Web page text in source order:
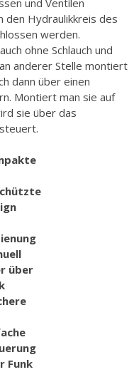
und Ventilen
den Hydraulikkreis des
werden.
ohne Schlauch und
anderer Stelle montiert
dann über einen
Montiert man sie auf
sie über das
über
Funk